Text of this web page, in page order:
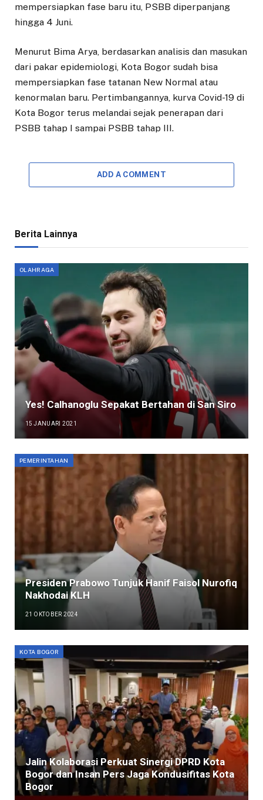
mempersiapkan fase baru itu, PSBB diperpanjang
hingga 4 Juni.
Menurut Bima Arya, berdasarkan analisis dan masukan
dari pakar epidemiologi, Kota Bogor sudah bisa
mempersiapkan fase tatanan New Normal atau
kenormalan baru. Pertimbangannya, kurva Covid-19 di
Kota Bogor terus melandai sejak penerapan dari
PSBB tahap I sampai PSBB tahap III.
ADD A COMMENT
Berita Lainnya
OLAHRAGA
Yes! Calhanoglu Sepakat Bertahan di San Siro
15 JANUARI 2021
PEMERINTAHAN
Presiden Prabowo Tunjuk Hanif Faisol Nurofiq
Nakhodai KLH
21 OKTOBER 2024
KOTA BOGOR
Jalin Kolaborasi Perkuat Sinergi DPRD Kota
Bogor dan Insan Pers Jaga Kondusifitas Kota
Bogor